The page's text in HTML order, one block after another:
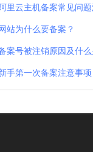
里云主机备案常见问
站为什么要备案？
案号被注销原因及什
手第一次备案注意事项